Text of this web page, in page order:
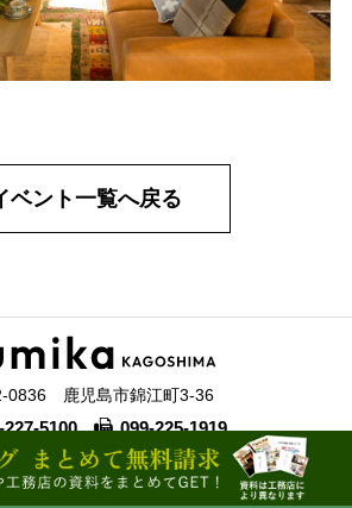
ベント一覧へ戻る
0836 鹿児島市錦江町3-36
227-5100 099-225-1919